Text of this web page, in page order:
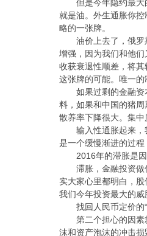
但是今年隐约最
就是油。外生通胀你
略的一张牌。
油价上去了，俄
增强，因为我们和他
收获衰退性顺差，将
这张牌的可能。唯一
如果过剩的金融
料，如果和中国的猪
散养率下降很大。集中
输入性通胀起来
是一个缓慢渐进的过
2016年的滞胀是
滞胀，金融投资
实大家心里都明白，
我们今年投资最大的威
找回人民币定价的
第二个担心的因
沫和资产泡沫的冲击损